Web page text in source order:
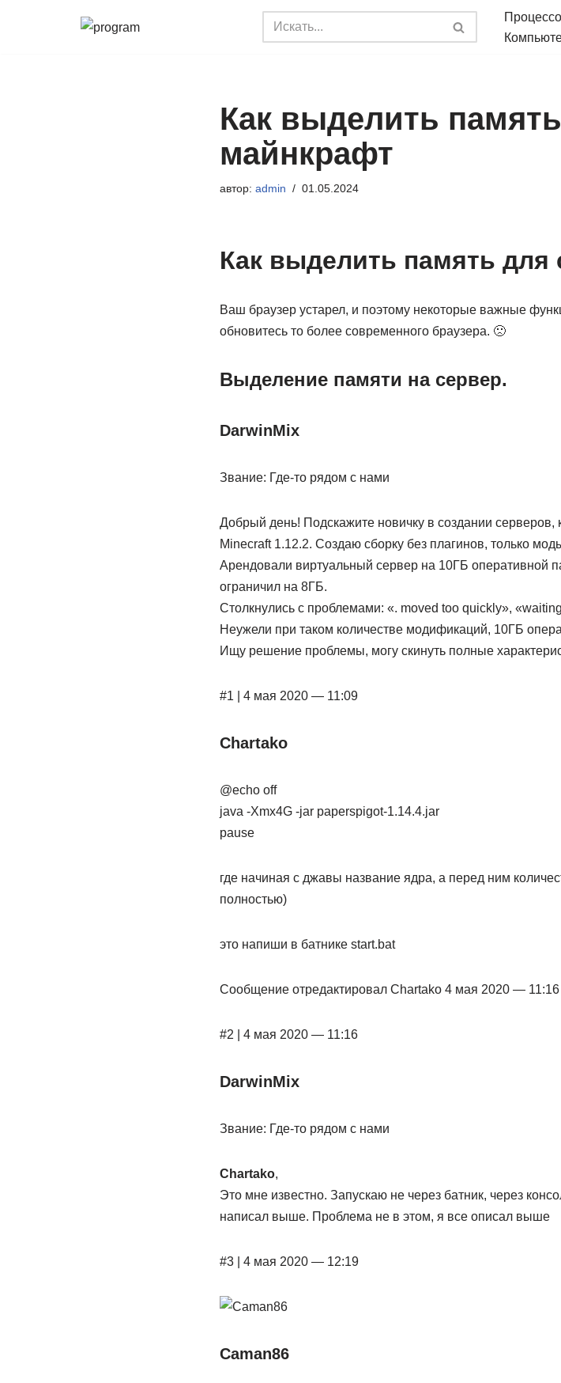
Как выделить
майнкрафт
автор: admin 01.05.2024
Как выделить память для
Ваш браузер устарел, и поэтому некоторые важные
обновитесь то более современного браузера. 🙁
Выделение памяти на сервер.
DarwinMix
Звание: Где-то рядом с нами
Добрый день! Подскажите новичку в создании серверов,
Minecraft 1.12.2. Создаю сборку без плагинов, только
Арендовали виртуальный сервер на 10ГБ оперативной
ограничил на 8ГБ.
Столкнулись с проблемами: «. moved too quickly»,
Неужели при таком количестве модификаций, 10ГБ
Ищу решение проблемы, могу скинуть полные
#1 | 4 мая 2020 — 11:09
Chartako
@echo off
java -Xmx4G -jar paperspigot-1.14.4.jar
pause
где начиная с джавы название ядра, а перед ним
полностью)
это напиши в батнике start.bat
Сообщение отредактировал Chartako 4 мая 2020 — 11:16
#2 | 4 мая 2020 — 11:16
DarwinMix
Звание: Где-то рядом с нами
Chartako,
Это мне известно. Запускаю не через батник, через
написал выше. Проблема не в этом, я все описал выше
#3 | 4 мая 2020 — 12:19
Caman86